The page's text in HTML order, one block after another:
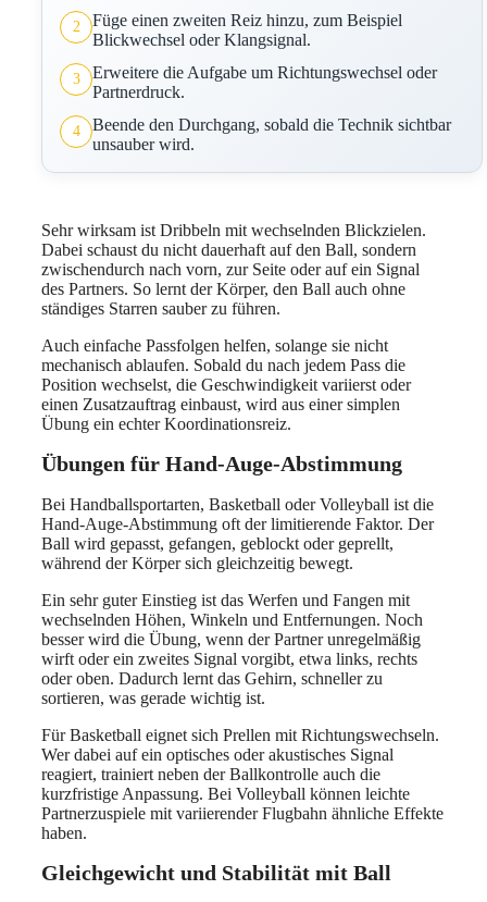
2
Füge einen zweiten Reiz hinzu, zum Beispiel
Blickwechsel oder Klangsignal.
3
Erweitere die Aufgabe um Richtungswechsel oder
Partnerdruck.
4
Beende den Durchgang, sobald die Technik sichtbar
unsauber wird.
Sehr wirksam ist Dribbeln mit wechselnden Blickzielen.
Dabei schaust du nicht dauerhaft auf den Ball, sondern
zwischendurch nach vorn, zur Seite oder auf ein Signal
des Partners. So lernt der Körper, den Ball auch ohne
ständiges Starren sauber zu führen.
Auch einfache Passfolgen helfen, solange sie nicht
mechanisch ablaufen. Sobald du nach jedem Pass die
Position wechselst, die Geschwindigkeit variierst oder
einen Zusatzauftrag einbaust, wird aus einer simplen
Übung ein echter Koordinationsreiz.
Übungen für Hand-Auge-Abstimmung
Bei Handballsportarten, Basketball oder Volleyball ist die
Hand-Auge-Abstimmung oft der limitierende Faktor. Der
Ball wird gepasst, gefangen, geblockt oder geprellt,
während der Körper sich gleichzeitig bewegt.
Ein sehr guter Einstieg ist das Werfen und Fangen mit
wechselnden Höhen, Winkeln und Entfernungen. Noch
besser wird die Übung, wenn der Partner unregelmäßig
wirft oder ein zweites Signal vorgibt, etwa links, rechts
oder oben. Dadurch lernt das Gehirn, schneller zu
sortieren, was gerade wichtig ist.
Für Basketball eignet sich Prellen mit Richtungswechseln.
Wer dabei auf ein optisches oder akustisches Signal
reagiert, trainiert neben der Ballkontrolle auch die
kurzfristige Anpassung. Bei Volleyball können leichte
Partnerzuspiele mit variierender Flugbahn ähnliche Effekte
haben.
Gleichgewicht und Stabilität mit Ball